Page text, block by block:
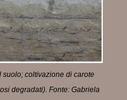
coltivazione di carote
degradati). Fonte: Gabriela